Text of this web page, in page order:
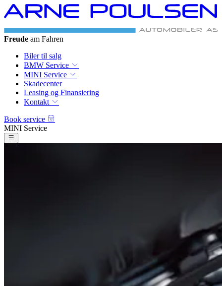
Freude am Fahren
Biler til salg
BMW Service
MINI Service
Skadecenter
Leasing og Finansiering
Kontakt
Book service
MINI Service